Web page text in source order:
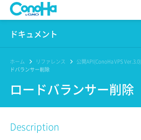
WING
Pencil
ドキュメント
このサイトについて
プロダクト
リファレンス
リリースノート
ホーム リファレンス 公開API(ConoHa VPS Ver.3.0)
ドバランサー削除
ロードバランサー削除
Description